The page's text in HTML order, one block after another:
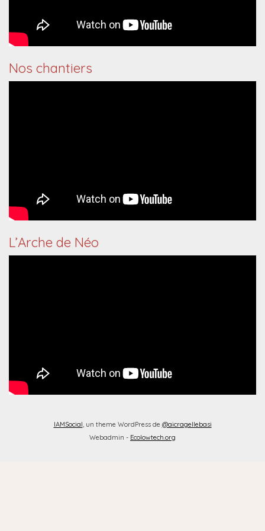
Nos chantiers
L’Arche de Néo
IAMSocial, un theme WordPress de @aicragellebasi
Webadmin - Ecolowtech.org